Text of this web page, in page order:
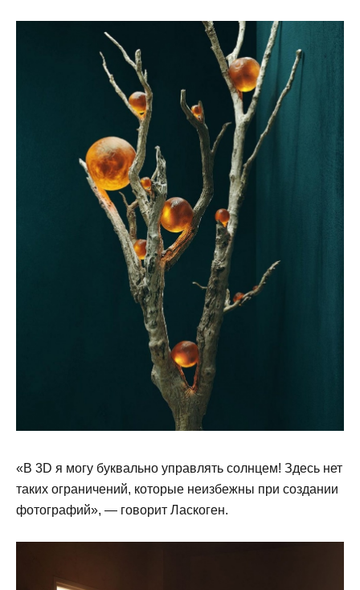
«В 3D я могу буквально управлять солнцем! Здесь нет
таких ограничений, которые неизбежны при создании
фотографий», — говорит Ласкоген.